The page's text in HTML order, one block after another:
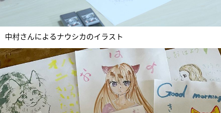
中村さんによるナウシカのイラスト